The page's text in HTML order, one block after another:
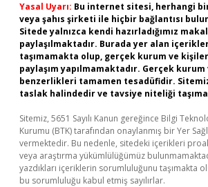
Yasal Uyarı: Bu internet sitesi, herhangi
veya şahıs şirketi ile hiçbir bağlantısı
Sitede yalnızca kendi hazırladığımız
paylaşılmaktadır. Burada yer alan
taşımamakta olup, gerçek kurum ve
paylaşım yapılmamaktadır. Gerçek
benzerlikleri tamamen tesadüfidir.
taslak halindedir ve tavsiye niteliği
Sitemiz, 5651 Sayılı Kanun gereğince Bilgi
Kurumu (BTK) tarafından onaylanmış bir Yer
vermektedir. Bu nedenle, sitedeki içerikleri
veya araştırma yükümlülüğümüz
yazdıkları içeriklerin sorumluluğunu taşımakta
bu sorumluluğu kabul etmiş sayılırlar.